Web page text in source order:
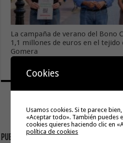
La campaña de verano del Bono
1,1 millones de euros en el tejido
Gomera
Publicidad
Cookies
Usamos cookies. Si te parece
«Aceptar todo». También puedes
cookies quieres haciendo clic en
política de cookies